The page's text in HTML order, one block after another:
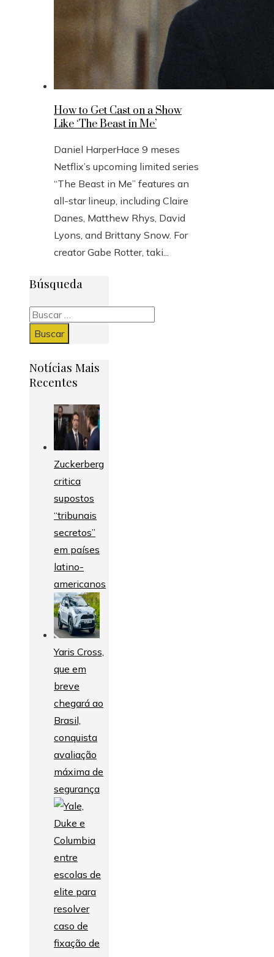
How to Get Cast on a Show
Like ‘The Beast in Me’
Daniel HarperHace 9 meses
Netflix’s upcoming limited series
“The Beast in Me” features an
all-star lineup, including Claire
Danes, Matthew Rhys, David
Lyons, and Brittany Snow. For
creator Gabe Rotter, taki...
Búsqueda
Buscar:
Notícias Mais
Recentes
Zuckerberg
critica
supostos
“tribunais
secretos”
em países
latino-
americanos
Yaris Cross,
que em
breve
chegará ao
Brasil,
conquista
avaliação
máxima de
segurança